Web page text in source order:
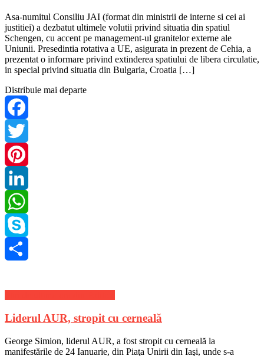
Asa-numitul Consiliu JAI (format din ministrii de interne si cei ai
justitiei) a dezbatut ultimele volutii privind situatia din spatiul
Schengen, cu accent pe management-ul granitelor externe ale
Uniunii. Presedintia rotativa a UE, asigurata in prezent de Cehia, a
prezentat o informare privind extinderea spatiului de libera circulatie,
in special privind situatia din Bulgaria, Croatia […]
Distribuie mai departe
Facebook
Twitter
Pinterest
LinkedIn
WhatsApp
Skype
Liderul AUR, stropit cu cerneală
George Simion, liderul AUR, a fost stropit cu cerneală la
manifestările de 24 Ianuarie, din Piaţa Unirii din Iaşi, unde s-a